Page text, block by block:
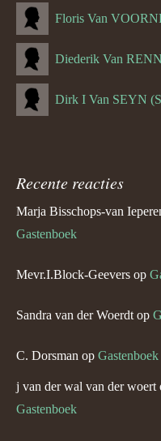
Floris Van
Recente reacties
Marja Bisschops-van
Gastenboek
Mevr.I.Block-Geevers op
Sandra van der Woerdt op
C. Dorsman op Gastenboek
j van der wal van der woert
Gastenboek